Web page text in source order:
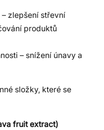
zlepšení střevní
produktů
– snížení únavy a
složky, které se
fruit extract)